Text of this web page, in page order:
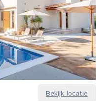
Bekijk locatie